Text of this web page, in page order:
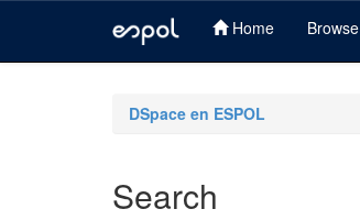
Home Browse
DSpace en ESPOL
Search